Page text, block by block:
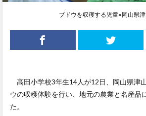
ブドウを収穫する児童=岡山県
高田小学校3年生14人が12日、岡山県津
ウの収穫体験を行い、地元の農業と名産品
た。